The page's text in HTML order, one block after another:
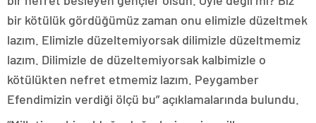
bir kötülük gördüğümüz zaman onu elimizle düzeltmek
lazım. Elimizle düzeltemiyorsak dilimizle düzeltmemiz
lazım. Dilimizle de düzeltemiyorsak kalbimizle o
kötülükten nefret etmemiz lazım. Peygamber
Efendimizin verdiği ölçü bu” açıklamalarında bulundu.